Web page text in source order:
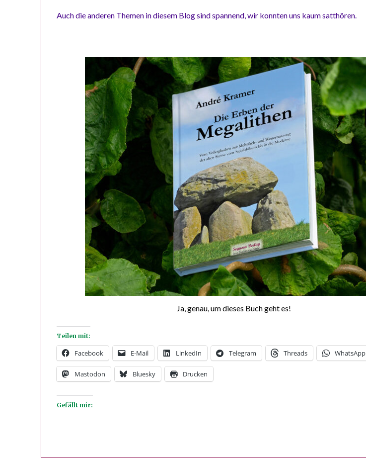
Auch die anderen Themen in diesem Blog sind spannend, wir konnten uns kaum satthören.
Ja, genau, um dieses Buch geht es!
Teilen mit:
Facebook E-Mail LinkedIn Telegram Threads WhatsApp
Mastodon Bluesky Drucken
Gefällt mir: